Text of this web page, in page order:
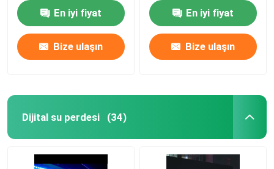
En iyi fiyat
Bize ulaşın
En iyi fiyat
Bize ulaşın
Dijital su perdesi (34)